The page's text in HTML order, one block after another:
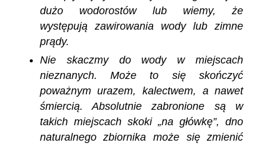
dużo wodorostów lub wiemy, że
występują zawirowania wody lub zimne
prądy.
Nie skaczmy do wody w miejscach
nieznanych. Może to się skończyć
poważnym urazem, kalectwem, a nawet
śmiercią. Absolutnie zabronione są w
takich miejscach skoki „na główkę”, dno
naturalnego zbiornika może się zmienić